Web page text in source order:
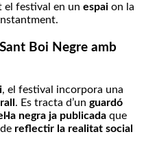
el festival en un espai on la
Boi Negre amb
, el festival incorpora una
. Es tracta d’un guardó
negra ja publicada que
reflectir la realitat social